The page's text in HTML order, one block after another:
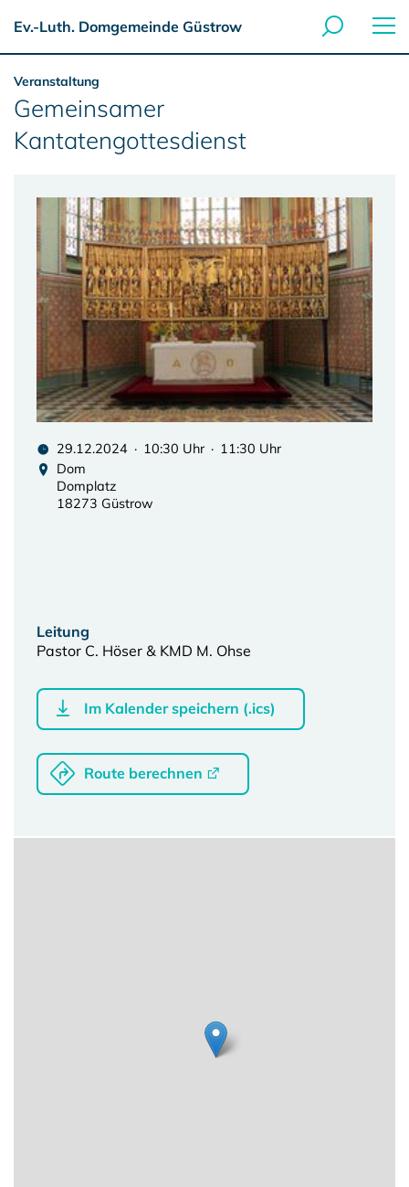
Ev.-Luth. Domgemeinde Güstrow
Veranstaltung
Gemeinsamer
Kantatengottesdienst
29.12.2024 · 10:30 Uhr · 11:30 Uhr
Dom
Domplatz
18273 Güstrow
Leitung
Pastor C. Höser & KMD M. Ohse
Im Kalender speichern (.ics)
Route berechnen